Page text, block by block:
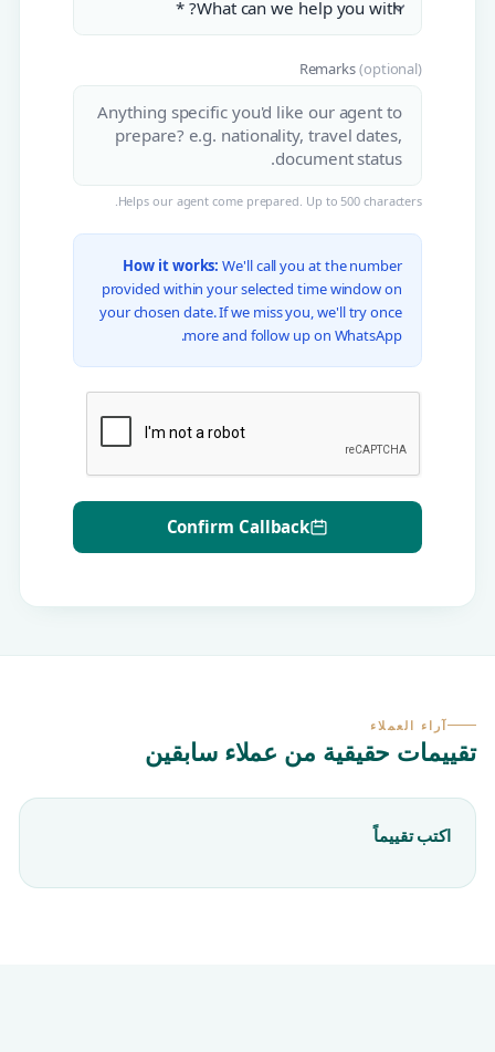
Remarks(optional)
Helps our agent come prepared. Up to 500 characters.
How it works: We'll call you at the number
provided within your selected time window on
your chosen date. If we miss you, we'll try once
more and follow up on WhatsApp.
Confirm Callback
آراء العملاء
تقييمات حقيقية من عملاء سابقين
اكتب تقييماً